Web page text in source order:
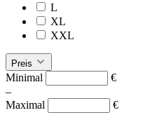
L
XL
XXL
Preis
Minimal
€
–
Maximal
€